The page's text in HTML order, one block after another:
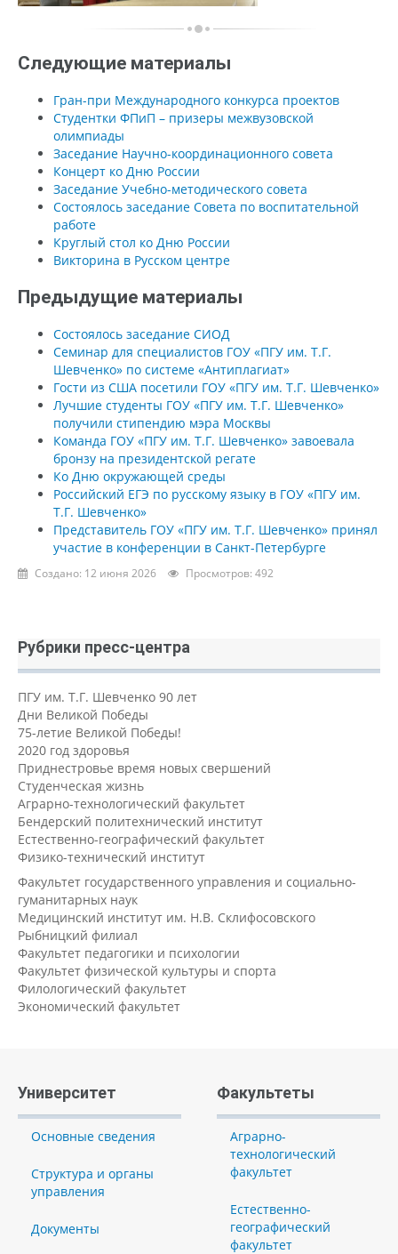
Следующие материалы
Гран-при Международного конкурса проектов
Студентки ФПиП – призеры межвузовской
олимпиады
Заседание Научно-координационного совета
Концерт ко Дню России
Заседание Учебно-методического совета
Состоялось заседание Совета по воспитательной
работе
Круглый стол ко Дню России
Викторина в Русском центре
Предыдущие материалы
Состоялось заседание СИОД
Семинар для специалистов ГОУ «ПГУ им. Т.Г.
Шевченко» по системе «Антиплагиат»
Гости из США посетили ГОУ «ПГУ им. Т.Г. Шевченко»
Лучшие студенты ГОУ «ПГУ им. Т.Г. Шевченко»
получили стипендию мэра Москвы
Команда ГОУ «ПГУ им. Т.Г. Шевченко» завоевала
бронзу на президентской регате
Ко Дню окружающей среды
Российский ЕГЭ по русскому языку в ГОУ «ПГУ им.
Т.Г. Шевченко»
Представитель ГОУ «ПГУ им. Т.Г. Шевченко» принял
участие в конференции в Санкт-Петербурге
Создано: 12 июня 2026 Просмотров: 492
Рубрики пресс-центра
ПГУ им. Т.Г. Шевченко 90 лет
Дни Великой Победы
75-летие Великой Победы!
2020 год здоровья
Приднестровье время новых свершений
Студенческая жизнь
Аграрно-технологический факультет
Бендерский политехнический институт
Естественно-географический факультет
Физико-технический институт
Факультет государственного управления и социально-
гуманитарных наук
Медицинский институт им. Н.В. Склифосовского
Рыбницкий филиал
Факультет педагогики и психологии
Факультет физической культуры и спорта
Филологический факультет
Экономический факультет
Университет
Основные сведения
Структура и органы
управления
Документы
Факультеты
Аграрно-
технологический
факультет
Естественно-
географический
факультет